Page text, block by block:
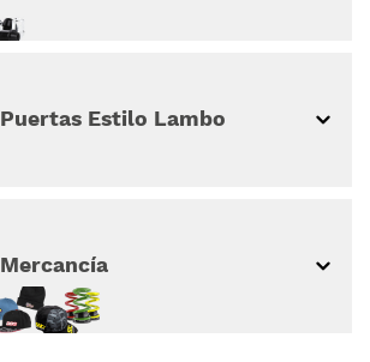
Puertas Estilo Lambo
Mercancía